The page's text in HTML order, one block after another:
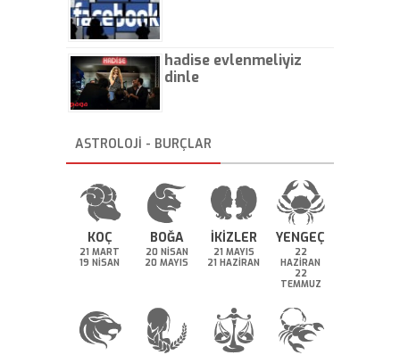
hadise evlenmeliyiz
dinle
ASTROLOJİ - BURÇLAR
KOÇ
21 MART
19 NİSAN
BOĞA
20 NİSAN
20 MAYIS
İKİZLER
21 MAYIS
21 HAZİRAN
YENGEÇ
22
HAZİRAN
22
TEMMUZ